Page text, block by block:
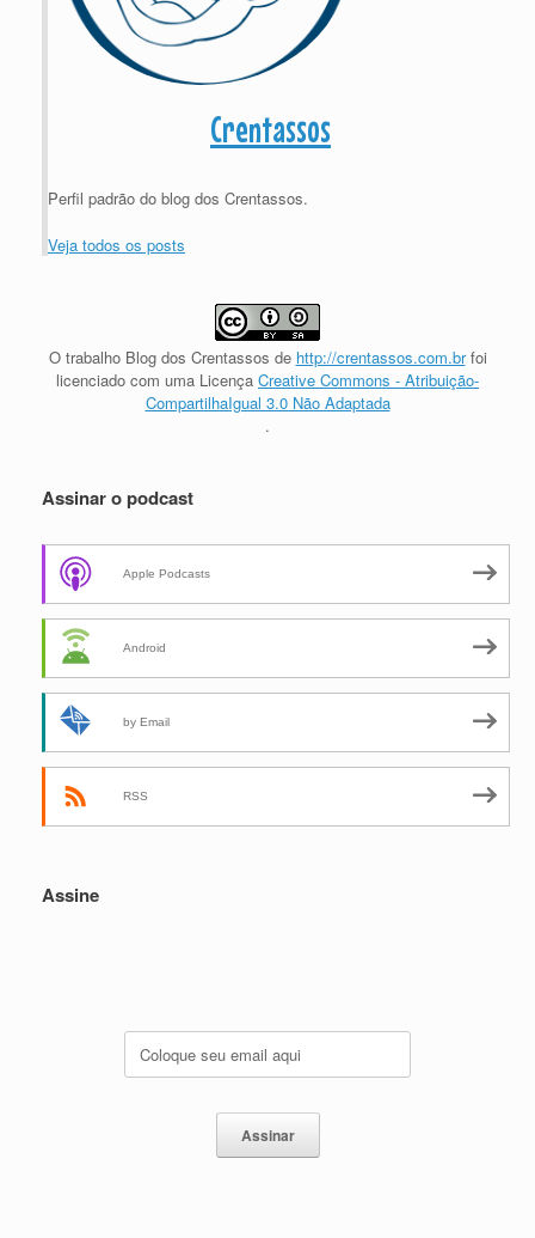
Crentassos
Perfil padrão do blog dos Crentassos.
Veja todos os posts
O trabalho Blog dos Crentassos de http://crentassos.com.brfoi
licenciado com uma Licença Creative Commons - Atribuição-
CompartilhaIgual 3.0 Não Adaptada
.
Assinar o podcast
Apple Podcasts
Android
by Email
RSS
Assine